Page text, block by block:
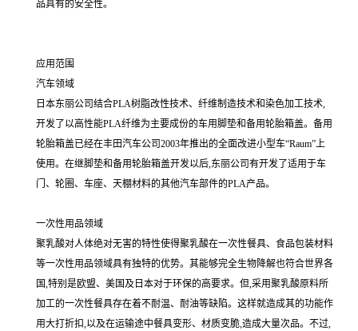
品具有的安全性。
应用范围
汽车领域
日本东丽公司结合PLA树脂改性技术、纤维制造技术和染色加工技术,
开发了以高性能PLA纤维为主要成份的车用脚垫和备用轮胎箱盖。备用
轮胎箱盖已经在丰田汽车公司2003年推出的全面改进小型车“Raum”上
使用。在继脚垫和备用轮胎箱盖开发以后,东丽公司有开发了适用于车
门、轮圈、车座、天棚材料的其他汽车部件的PLA产品。
一次性用品领域
聚乳酸对人体绝对无害的特性使得聚乳酸在一次性餐具、食品包装材料
等一次性用品领域具有独特的优势。其能够完全生物降解也符合世界各
国,特别是欧盟、美国及日本对于环保的高要求。但,采用聚乳酸原料所
加工的一次性餐具存在着不耐温、耐油等缺陷。这样就造成其的功能作
用大打折扣,以及在运输途中餐具变形、材质变脆,造成大量次品。不过,